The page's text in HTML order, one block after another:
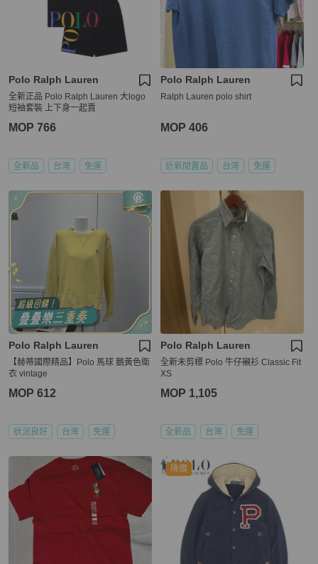
Polo Ralph Lauren
全新正品 Polo Ralph Lauren 大logo
短袖套裝 上下身一起賣
MOP 766
全新品 台灣 免運
Polo Ralph Lauren
Ralph Lauren polo shirt
MOP 406
近新閒置品 台灣 免運
Polo Ralph Lauren
【赫蒂國際精品】Polo 馬球 鵝黃色衛
衣 vintage
MOP 612
狀況良好 台灣 免運
Polo Ralph Lauren
全新未剪標 Polo 牛仔襯衫 Classic Fit
XS
MOP 1,105
全新品 台灣 免運
降價